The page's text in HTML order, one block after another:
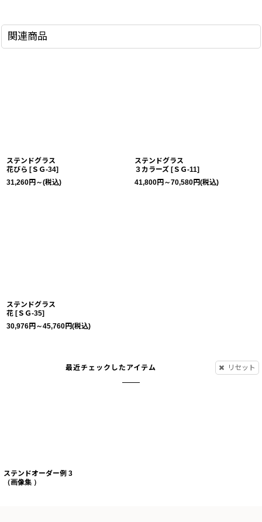
関連商品
ステンドグラス
花びら [ＳＧ-34]
31,260円 ～(税込)
ステンドグラス
３カラーズ [ＳＧ-11]
41,800円 ～70,580円(税込)
ステンドグラス
花 [ＳＧ-35]
30,976円 ～45,760円(税込)
最近チェックしたアイテム リセット
ステンドオーダー例 3
（画像集 ）